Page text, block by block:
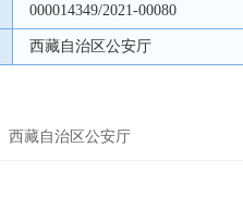
000014349/2021-00080
西藏自治区公安厅
西藏自治区公安厅